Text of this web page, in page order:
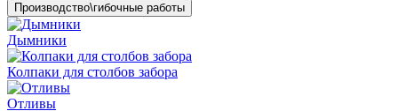
Производство\гибочные работы
Дымники
Колпаки для столбов забора
Отливы